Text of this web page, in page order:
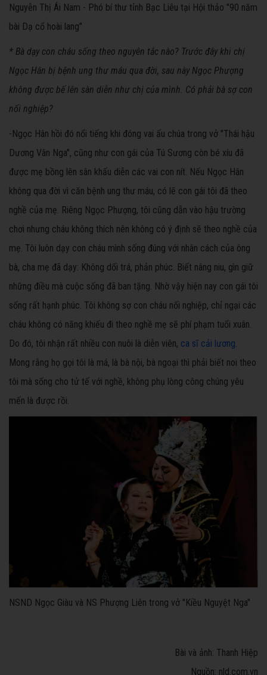
Nguyễn Thị Ái Nam - Phó bí thư tỉnh Bạc Liêu tại Hội thảo "90 năm
bài Dạ cổ hoài lang"
* Bà dạy con cháu sống theo nguyên tắc nào? Trước đây khi chị
Ngọc Hân bị bệnh ung thư máu qua đời, sau này Ngọc Phượng
không được bế lên sàn diễn như chị của mình. Có phải bà sợ con
nối nghiệp?
-Ngọc Hân hồi đó nổi tiếng khi đóng vai ấu chúa trong vở "Thái hậu
Dương Vân Nga", cũng như con gái của Tú Sương còn bé xíu đã
được mẹ bồng lên sân khấu diễn các vai con nít. Nếu Ngọc Hân
không qua đời vì căn bệnh ung thư máu, có lẽ con gái tôi đã theo
nghề của mẹ. Riêng Ngọc Phượng, tôi cũng dẫn vào hậu trường
chơi nhưng cháu không thích nên không có ý định sẽ theo nghề của
mẹ. Tôi luôn dạy con cháu mình sống đúng với nhân cách của ông
bà, cha mẹ đã dạy: Không dối trá, phản phúc. Biết nâng niu, gìn giữ
những điều mà cuộc sống đã ban tặng. Nhờ vậy hiện nay con gái tôi
sống rất hạnh phúc. Tôi không sợ con cháu nối nghiệp, chỉ ngại các
cháu không có năng khiếu đi theo nghề mẹ sẽ phí phạm tuổi xuân.
Do đó, tôi nhận rất nhiều con nuôi là diễn viên, ca sĩ cải lương.
Mong rằng họ gọi tôi là má, là bà nội, bà ngoại thì phải biết noi theo
tôi mà sống cho tử tế với nghề, không phụ lòng công chúng yêu
mến là được rồi.
NSND Ngọc Giàu và NS Phượng Liên trong vở "Kiều Nguyệt Nga"
Bài và ảnh: Thanh Hiệp
Nguồn: nld.com.vn